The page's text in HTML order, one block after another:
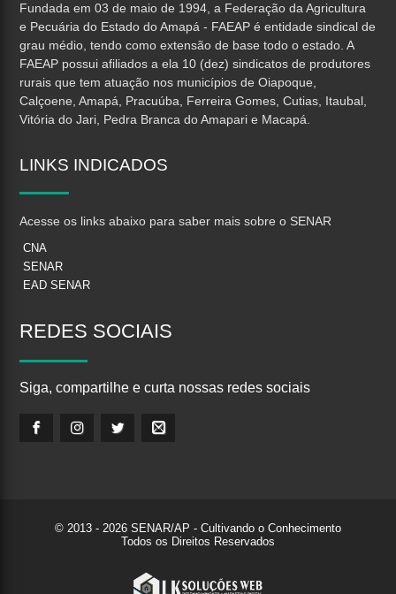
Fundada em 03 de maio de 1994, a Federação da Agricultura
e Pecuária do Estado do Amapá - FAEAP é entidade sindical de
grau médio, tendo como extensão de base todo o estado. A
FAEAP possui afiliados a ela 10 (dez) sindicatos de produtores
rurais que tem atuação nos municípios de Oiapoque,
Calçoene, Amapá, Pracuúba, Ferreira Gomes, Cutias, Itaubal,
Vitória do Jari, Pedra Branca do Amapari e Macapá.
LINKS INDICADOS
Acesse os links abaixo para saber mais sobre o SENAR
CNA
SENAR
EAD SENAR
REDES SOCIAIS
Siga, compartilhe e curta nossas redes sociais
© 2013 - 2026 SENAR/AP - Cultivando o Conhecimento
Todos os Direitos Reservados